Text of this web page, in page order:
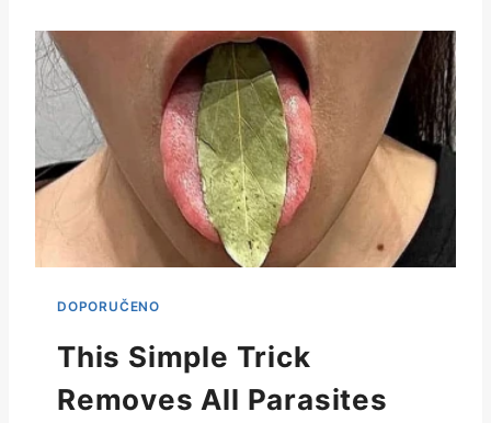
This Simple Trick
Removes All Parasites